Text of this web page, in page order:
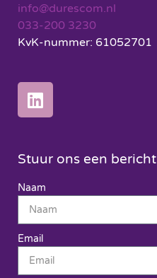
info@durescom.nl
033-200 3230
KvK-nummer: 61052701
Stuur ons een bericht
Naam
Email